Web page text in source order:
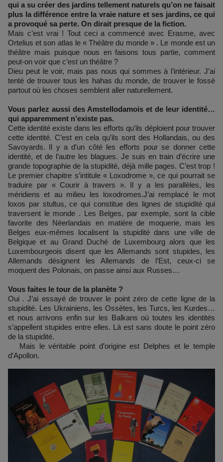
qui a su créer des jardins tellement naturels qu’on ne faisait
plus la différence entre la vraie nature et ses jardins, ce qui
a provoqué sa perte. On dirait presque de la fiction.
Mais c’est vrai ! Tout ceci a commencé avec Erasme, avec
Ortelius et son atlas le « Théâtre du monde » . Le monde est un
théâtre mais puisque nous en faisons tous partie, comment
peut-on voir que c’est un théâtre ?
Dieu peut le voir, mais pas nous qui sommes à l’intérieur. J’ai
tenté de trouver tous les hahas du monde, de trouver le fossé
partout où les choses semblent aller naturellement.
Vous parlez aussi des Amstellodamois et de leur identité…
qui apparemment n’existe pas.
Cette identité existe dans les efforts qu’ils déploient pour trouver
cette identité. C’est en cela qu’ils sont des Hollandais, ou des
Savoyards. Il y a d’un côté les efforts pour se donner cette
identité, et de l’autre les blagues. Je suis en train d’écrire une
grande topographie de la stupidité, déjà mille pages. C’est trop !
Le premier chapitre s’intitule « Loxodrome », ce qui pourrait se
traduire par « Courir à travers ». Il y a les parallèles, les
méridiens et au milieu les loxodromes.J’ai remplacé le mot
loxos par stultus, ce qui constitue des lignes de stupidité qui
traversent le monde . Les Belges, par exemple, sont la cible
favorite des Néerlandais en matière de moquerie, mais les
Belges eux-mêmes localisent la stupidité dans une ville de
Belgique et au Grand Duché de Luxembourg alors que les
Luxembourgeois disent que les Allemands sont stupides, les
Allemands désignent les Allemands de l’Est, ceux-ci se
moquent des Polonais, on passe ainsi aux Russes…
Vous faites le tour de la planète ?
Oui . J’ai essayé de trouver le point zéro de cette ligne de la
stupidité. Les Ukrainiens, les Ossètes, les Turcs, les Kurdes…
et nous arrivons enfin sur les Balkans où toutes les identités
s’appellent stupides entre elles. Là est sans doute le point zéro
de la stupidité.
Mais le véritable point d’origine est Delphes et le temple
d’Apollon.